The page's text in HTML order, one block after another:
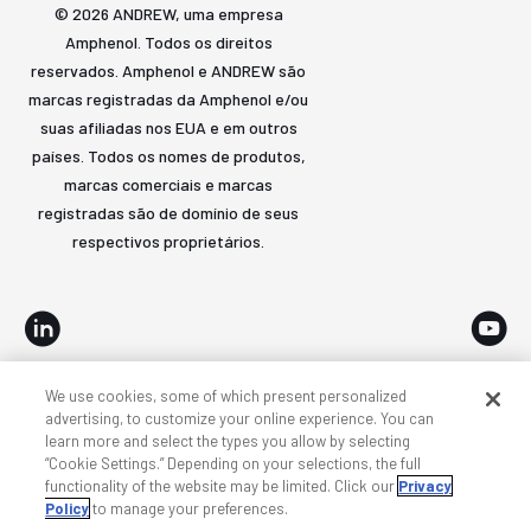
© 2026 ANDREW, uma empresa
Amphenol. Todos os direitos
reservados. Amphenol e ANDREW são
marcas registradas da Amphenol e/ou
suas afiliadas nos EUA e em outros
países. Todos os nomes de produtos,
marcas comerciais e marcas
registradas são de domínio de seus
respectivos proprietários.
Acessibilidade Privacidade e cookies
Mapa do site
We use cookies, some of which present personalized
advertising, to customize your online experience. You can
learn more and select the types you allow by selecting
“Cookie Settings.” Depending on your selections, the full
functionality of the website may be limited. Click our Privacy
Policyto manage your preferences.